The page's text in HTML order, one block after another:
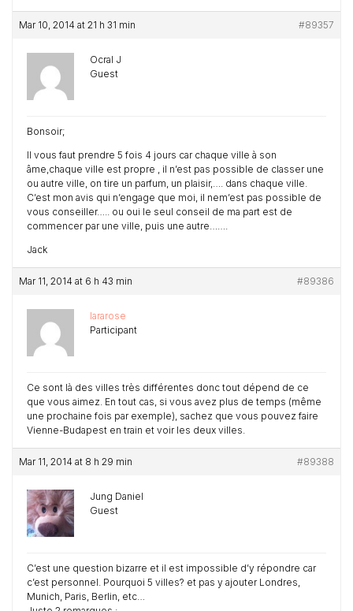
Mar 10, 2014 at 21 h 31 min #89357
Ocral J
Guest
Bonsoir;
Il vous faut prendre 5 fois 4 jours car chaque ville à son
âme,chaque ville est propre , il n’est pas possible de classer une
ou autre ville, on tire un parfum, un plaisir,…. dans chaque ville.
C’est mon avis qui n’engage que moi, il nem’est pas possible de
vous conseiller….. ou oui le seul conseil de ma part est de
commencer par une ville, puis une autre…….
Jack
Mar 11, 2014 at 6 h 43 min #89386
lararose
Participant
Ce sont là des villes très différentes donc tout dépend de ce
que vous aimez. En tout cas, si vous avez plus de temps (même
une prochaine fois par exemple), sachez que vous pouvez faire
Vienne-Budapest en train et voir les deux villes.
Mar 11, 2014 at 8 h 29 min #89388
Jung Daniel
Guest
C’est une question bizarre et il est impossible d’y répondre car
c’est personnel. Pourquoi 5 villes? et pas y ajouter Londres,
Munich, Paris, Berlin, etc…